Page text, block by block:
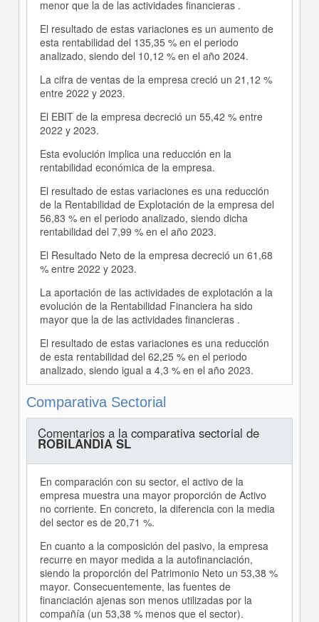
menor que la de las actividades financieras .
El resultado de estas variaciones es un aumento de
esta rentabilidad del 135,35 % en el periodo
analizado, siendo del 10,12 % en el año 2024.
La cifra de ventas de la empresa creció un 21,12 %
entre 2022 y 2023.
El EBIT de la empresa decreció un 55,42 % entre
2022 y 2023.
Esta evolución implica una reducción en la
rentabilidad económica de la empresa.
El resultado de estas variaciones es una reducción
de la Rentabilidad de Explotación de la empresa del
56,83 % en el periodo analizado, siendo dicha
rentabilidad del 7,99 % en el año 2023.
El Resultado Neto de la empresa decreció un 61,68
% entre 2022 y 2023.
La aportación de las actividades de explotación a la
evolución de la Rentabilidad Financiera ha sido
mayor que la de las actividades financieras .
El resultado de estas variaciones es una reducción
de esta rentabilidad del 62,25 % en el periodo
analizado, siendo igual a 4,3 % en el año 2023.
Comparativa Sectorial
Comentarios a la comparativa sectorial de
ROBILANDIA SL
En comparación con su sector, el activo de la
empresa muestra una mayor proporción de Activo
no corriente. En concreto, la diferencia con la media
del sector es de 20,71 %.
En cuanto a la composición del pasivo, la empresa
recurre en mayor medida a la autofinanciación,
siendo la proporción del Patrimonio Neto un 53,38 %
mayor. Consecuentemente, las fuentes de
financiación ajenas son menos utilizadas por la
compañía (un 53,38 % menos que el sector).